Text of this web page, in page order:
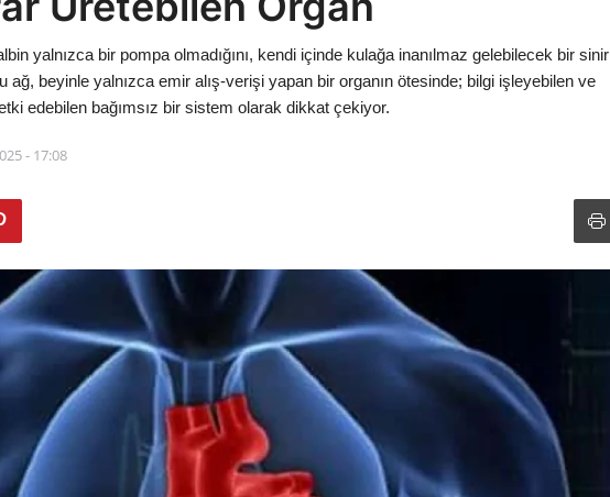
yalnızca bir pompa olmadığını, kendi içinde kulağa inanılmaz gelebilecek bir sinir
ağ, beyinle yalnızca emir alış-verişi yapan bir organın ötesinde; bilgi işleyebilen ve
edebilen bağımsız bir sistem olarak dikkat çekiyor.
- 17:08